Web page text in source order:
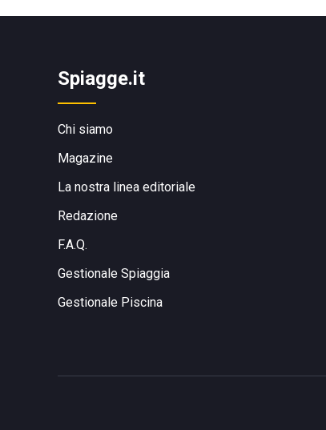
Spiagge.it
Chi siamo
Magazine
La nostra linea editoriale
Redazione
F.A.Q.
Gestionale Spiaggia
Gestionale Piscina